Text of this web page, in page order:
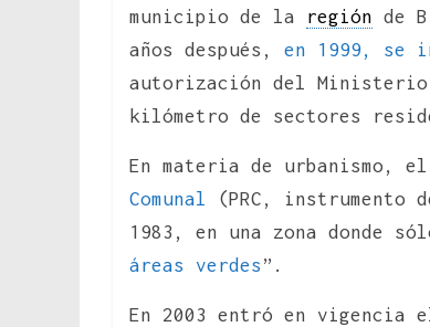
municipio de la región de
años después, en 1999, se
autorización del
kilómetro de sectores
En materia de urbanismo,
Comunal (PRC,
1983, en una zona donde
áreas verdes ”.
En 2003 entró en vigencia